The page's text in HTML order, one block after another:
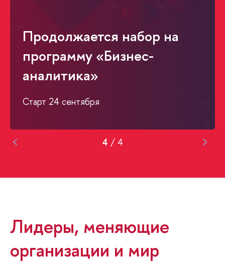
Продолжается набор на
программу «Бизнес-
аналитика»
Старт 24 сентября
4 / 4
Лидеры, меняющие
организации и мир